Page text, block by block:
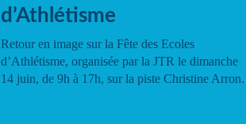
d’Athlétisme
Retour en image sur la Fête des Ecoles
d’Athlétisme, organisée par la JTR le dimanche
14 juin, de 9h à 17h, sur la piste Christine Arron.